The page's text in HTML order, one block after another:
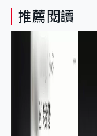
推薦閱讀